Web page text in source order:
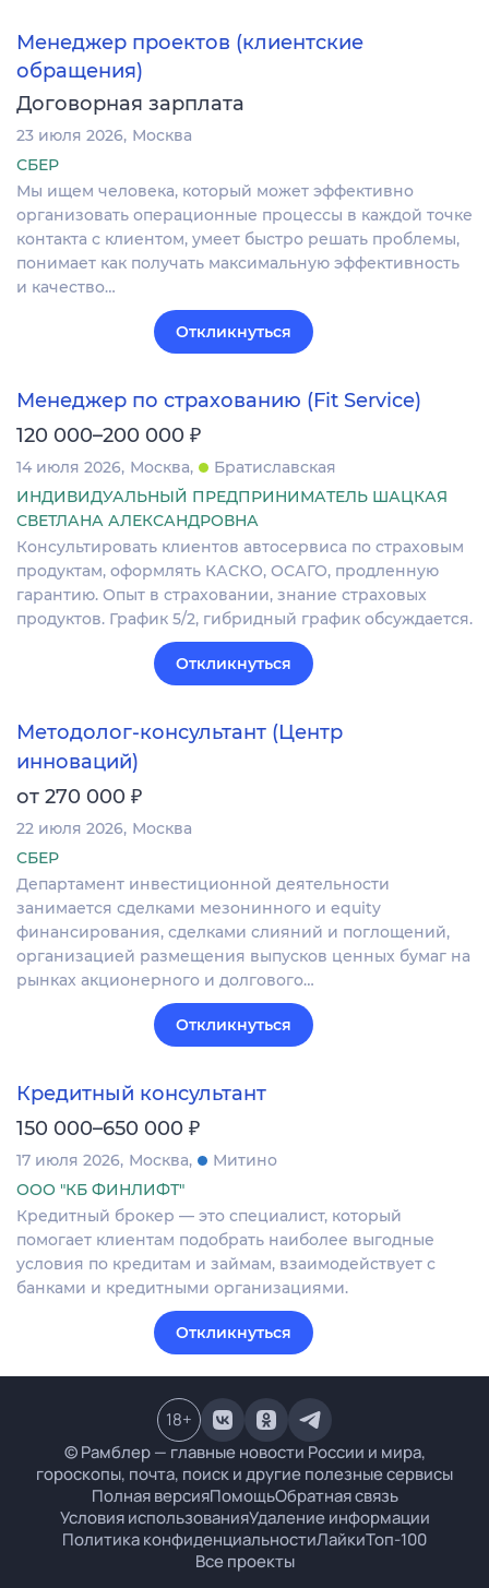
Менеджер проектов (клиентские
обращения)
Договорная зарплата
23 июля 2026 Москва
СБЕР
Мы ищем человека, который может эффективно
организовать операционные процессы в каждой точке
контакта с клиентом, умеет быстро решать проблемы,
понимает как получать максимальную эффективность
и качество…
Откликнуться
Менеджер по страхованию (Fit Service)
120 000–200 000 ₽
14 июля 2026 Москва
Братиславская
ИНДИВИДУАЛЬНЫЙ ПРЕДПРИНИМАТЕЛЬ ШАЦКАЯ
СВЕТЛАНА АЛЕКСАНДРОВНА
Консультировать клиентов автосервиса по страховым
продуктам, оформлять КАСКО, ОСАГО, продленную
гарантию. Опыт в страховании, знание страховых
продуктов. График 5/2, гибридный график обсуждается.
Откликнуться
Методолог-консультант (Центр
инноваций)
от 270 000 ₽
22 июля 2026 Москва
СБЕР
Департамент инвестиционной деятельности
занимается сделками мезонинного и equity
финансирования, сделками слияний и поглощений,
организацией размещения выпусков ценных бумаг на
рынках акционерного и долгового…
Откликнуться
Кредитный консультант
150 000–650 000 ₽
17 июля 2026 Москва
Митино
ООО "КБ ФИНЛИФТ"
Кредитный брокер — это специалист, который
помогает клиентам подобрать наиболее выгодные
условия по кредитам и займам, взаимодействует с
банками и кредитными организациями.
Откликнуться
© Рамблер — главные новости России и мира,
гороскопы, почта, поиск и другие полезные сервисы
Полная версияПомощьОбратная связь
Условия использованияУдаление информации
Политика конфиденциальностиЛайкиТоп-100
Все проекты
18+